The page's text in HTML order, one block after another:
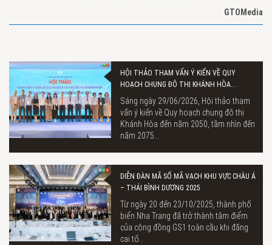
GTOMedia
HỘI THẢO THAM VẤN Ý KIẾN VỀ QUY
HOẠCH CHUNG ĐÔ THỊ KHÁNH HÒA...
Sáng ngày 29/06/2026, Hội thảo tham
vấn ý kiến về Quy hoạch chung đô thị
Khánh Hòa đến năm 2050, tầm nhìn đến
năm 2075...
DIỄN ĐÀN MÃ SỐ MÃ VẠCH KHU VỰC CHÂU Á
– THÁI BÌNH DƯƠNG 2025
Từ ngày 20 đến 23/10/2025, thành phố
biển Nha Trang đã trở thành tâm điểm
của cộng đồng GS1 toàn cầu khi đăng
cai tổ...